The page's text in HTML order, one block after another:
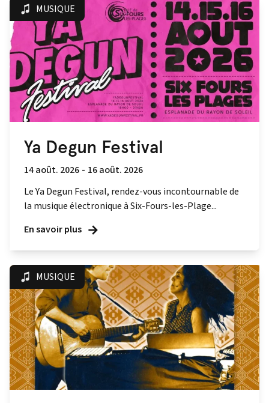
MUSIQUE
Ya Degun Festival
14 août. 2026 - 16 août. 2026
Le Ya Degun Festival, rendez-vous incontournable de
la musique électronique à Six-Fours-les-Plage...
En savoir plus
MUSIQUE